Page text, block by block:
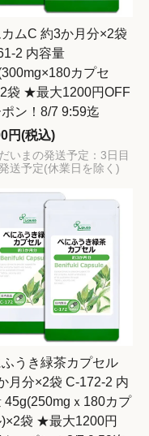
カムC 約3か月分×2袋
2 内容量
カプセ
袋 ★最大1200円OFF
ポン！8/7 9:59迄
円(税込)
いまの発送予定：3日目
送予定(休業日を除く)
うき緑茶カプセル
月分×2袋 C-172-2 内
45g(250mgｘ180カプ
)×2袋 ★最大1200円